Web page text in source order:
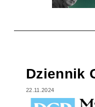
Dziennik
22.11.2024